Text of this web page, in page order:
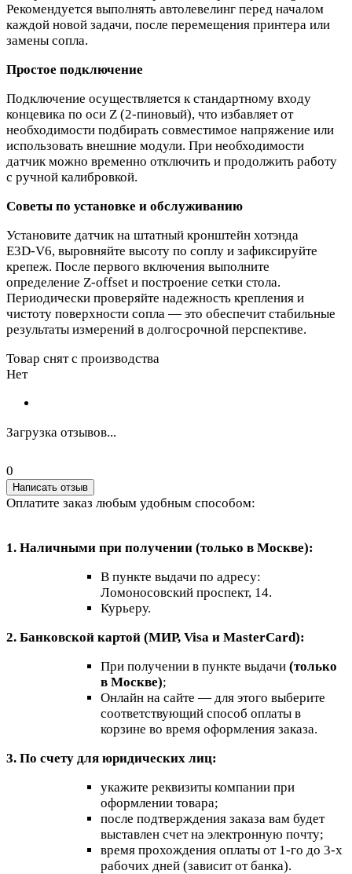
Рекомендуется выполнять автолевелинг перед началом
каждой новой задачи, после перемещения принтера или
замены сопла.
Простое подключение
Подключение осуществляется к стандартному входу
концевика по оси Z (2‑пиновый), что избавляет от
необходимости подбирать совместимое напряжение или
использовать внешние модули. При необходимости
датчик можно временно отключить и продолжить работу
с ручной калибровкой.
Советы по установке и обслуживанию
Установите датчик на штатный кронштейн хотэнда
E3D‑V6, выровняйте высоту по соплу и зафиксируйте
крепеж. После первого включения выполните
определение Z‑offset и построение сетки стола.
Периодически проверяйте надежность крепления и
чистоту поверхности сопла — это обеспечит стабильные
результаты измерений в долгосрочной перспективе.
Товар снят с производства
Нет
Загрузка отзывов...
0
Написать отзыв
Оплатите заказ любым удобным способом:
1. Наличными при получении (только в Москве):
В пункте выдачи по адресу:
Ломоносовский проспект, 14.
Курьеру.
2. Банковской картой (МИР, Visa и MasterCard):
При получении в пункте выдачи (только
в Москве);
Онлайн на сайте — для этого выберите
соответствующий способ оплаты в
корзине во время оформления заказа.
3. По счету для юридических лиц:
укажите реквизиты компании при
оформлении товара;
после подтверждения заказа вам будет
выставлен счет на электронную почту;
время прохождения оплаты от 1-го до 3-х
рабочих дней (зависит от банка).